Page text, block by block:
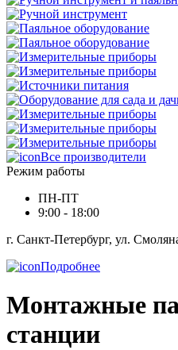
Все производители
Режим работы
ПН-ПТ
9:00 - 18:00
г. Санкт-Петербург, ул.
Подробнее
Монтажные
станции